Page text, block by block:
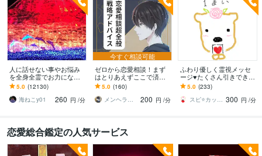
人に話せない事やお悩み
を全身全霊でお力になり
ます 霊感霊視タロットな
どで貴方様のお心を救い
ます。
5.0 (12130)
海ねこy01
260 円 /分
今すぐ相談可能
ゼロから恋愛相談！まず
はとりあえずここで済ま
す 元No.1ホスト（1年以
上継続）えのが完全版戦
略恋愛サポート
5.0 (160)
メンヘラ救世主 えの
200 円 /分
ふわり優しく霊視メッセ
ージ♥️たくさん引きできま
す 幸せで穏かな言葉たち
♥️少し気分転換も✨しっか
り深く調整も✨
5.0 (233)
スピ⭐️カッピーHappy ｶﾋﾟﾊﾞﾗ 300 円 /分
恋愛総合鑑定の人気サービス